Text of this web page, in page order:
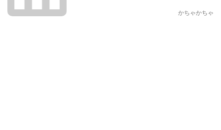
かちゃかちゃ